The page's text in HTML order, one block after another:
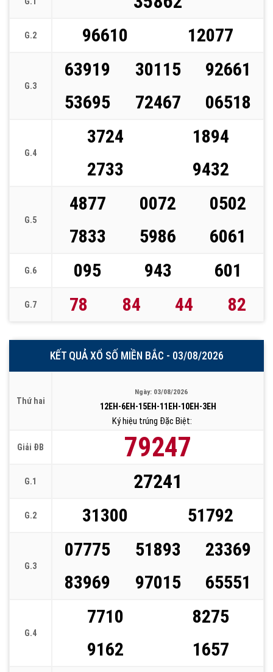
G.2 96610 12077
G.3
63919 30115
92661
53695
72467 06518
G.4
3724
1894
2733
9432
G.5
4877 0072
0502
7833
5986 6061
G.6 095 943 601
G.7 78 84 44 82
KẾT QUẢ XỔ SỐ MIỀN BẮC - 03/08/2026
Thứ hai
Ngày: 03/08/2026
12EH-6EH-15EH-11EH-10EH-3EH
Ký hiệu trúng Đặc Biệt:
Giải ĐB 79247
G.1 27241
G.2 31300 51792
G.3
07775 51893
23369
83969
97015 65551
G.4
7710
8275
9162
1657